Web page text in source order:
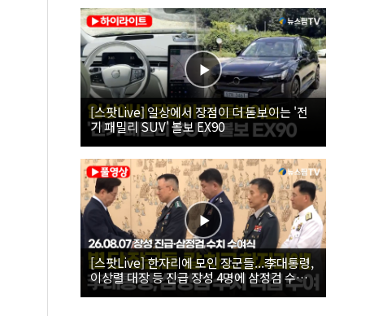
[스팟Live] 일상에서 장점이 더 돋보이는 '전
기 패밀리 SUV' 볼보 EX90
[스팟Live] 한자리에 모인 장군들...李대통령,
이상렬 대장 등 진급 장성 4명에 삼정검 수치
직접 수여｜26.08.07 장성 진급·삼정검 수치